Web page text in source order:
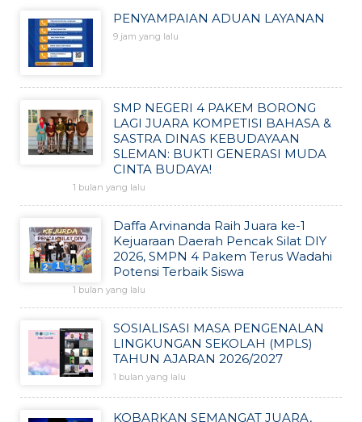
PENYAMPAIAN ADUAN LAYANAN
9 jam yang lalu
SMP NEGERI 4 PAKEM BORONG
LAGI JUARA KOMPETISI BAHASA &
SASTRA DINAS KEBUDAYAAN
SLEMAN: BUKTI GENERASI MUDA
CINTA BUDAYA!
1 bulan yang lalu
Daffa Arvinanda Raih Juara ke-1
Kejuaraan Daerah Pencak Silat DIY
2026, SMPN 4 Pakem Terus Wadahi
Potensi Terbaik Siswa
1 bulan yang lalu
SOSIALISASI MASA PENGENALAN
LINGKUNGAN SEKOLAH (MPLS)
TAHUN AJARAN 2026/2027
1 bulan yang lalu
KOBARKAN SEMANGAT JUARA,